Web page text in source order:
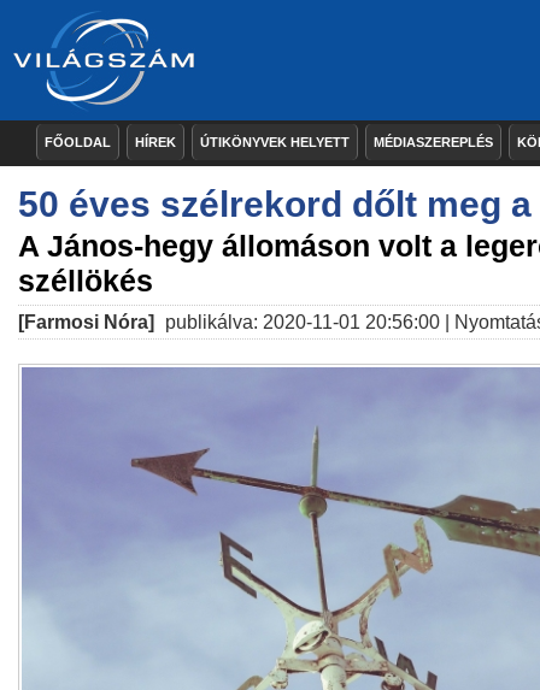
FŐOLDAL HÍREK ÚTIKÖNYVEK HELYETT MÉDIASZEREPLÉS
50 éves szélrekord dőlt meg
A János-hegy állomáson volt a
széllökés
[Farmosi Nóra] publikálva: 2020-11-01 20:56:00 |